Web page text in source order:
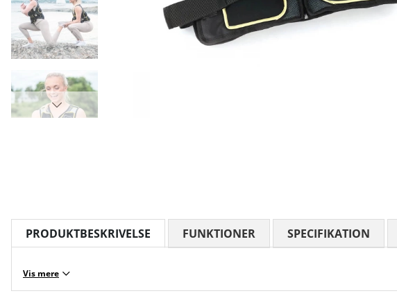
PRODUKTBESKRIVELSE
Vis mere
FUNKTIONER SPECIFIKATION